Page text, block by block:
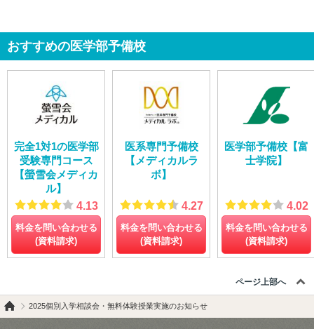
おすすめの医学部予備校
完全1対1の医学部
受験専門コース
【螢雪会メディカ
ル】
4.13
料金を問い合わせる
(資料請求)
医系専門予備校
【メディカルラ
ボ】
4.27
料金を問い合わせる
(資料請求)
医学部予備校【富
士学院】
4.02
料金を問い合わせる
(資料請求)
ページ上部へ
2025個別入学相談会・無料体験授業実施のお知らせ